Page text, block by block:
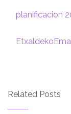
planificacion
Related Posts